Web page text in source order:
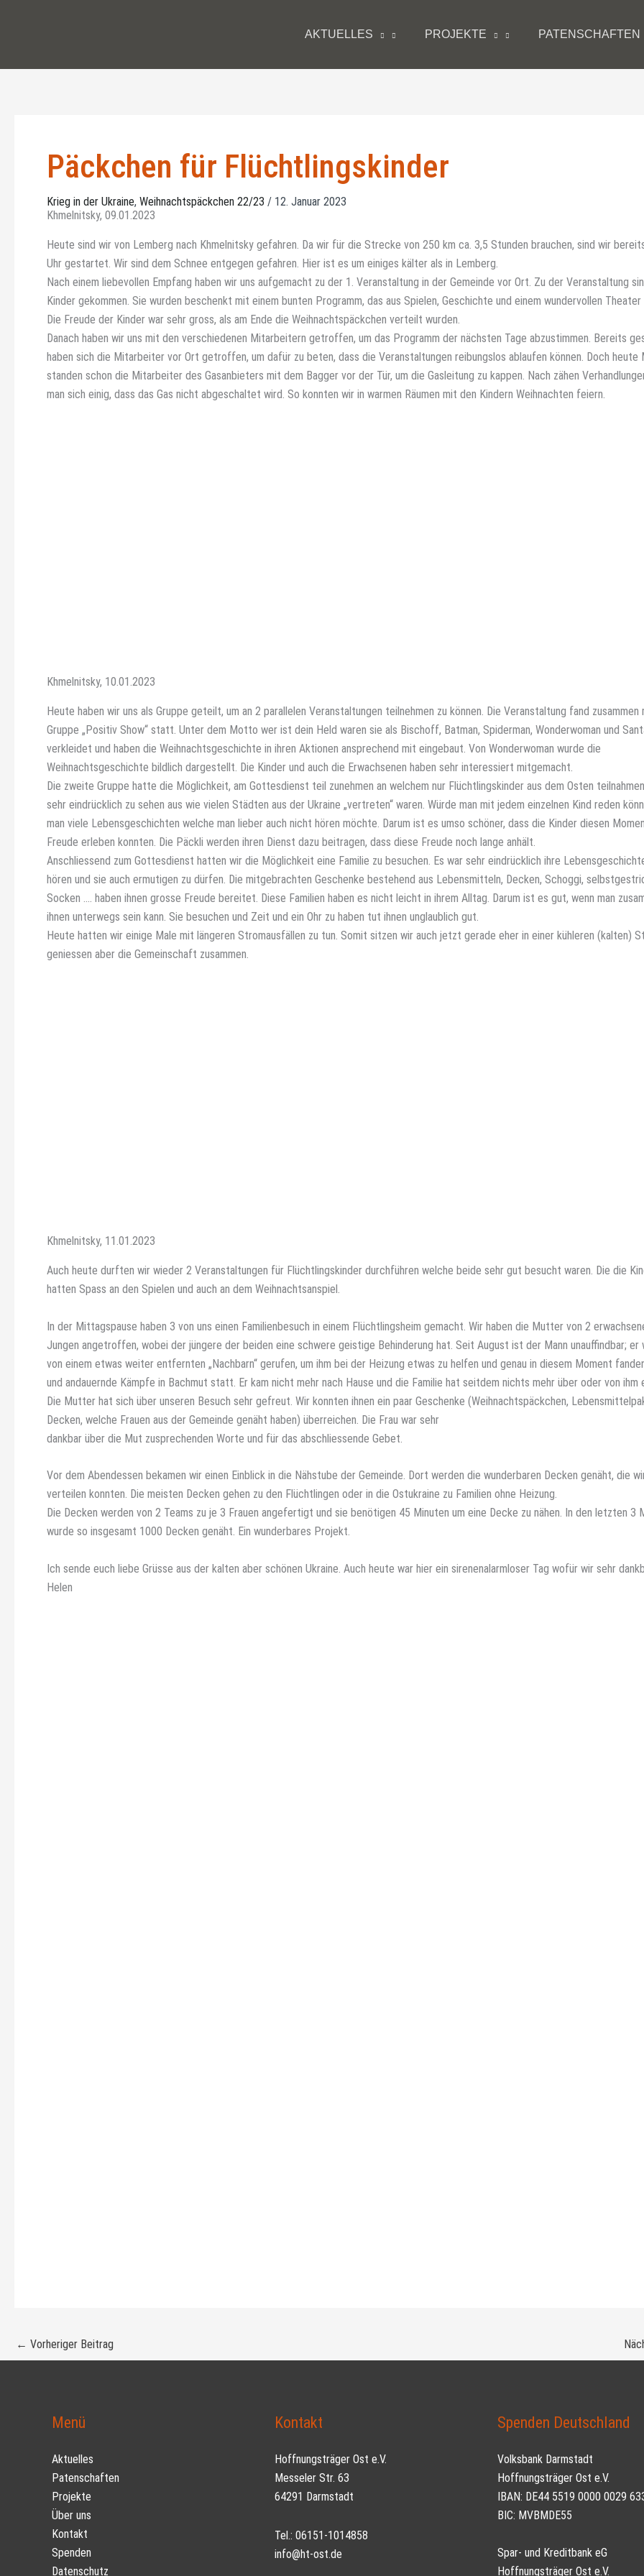
AKTUELLES PROJEKTE PATENSCHAFTEN
Päckchen für Flüchtlingskinder
Krieg in der Ukraine, Weihnachtspäckchen 22/23 / 12. Januar 2023
Khmelnitsky, 09.01.2023
Heute sind wir von Lemberg nach Khmelnitsky gefahren. Da wir für die Strecke von 250 km ca. 3,5 Stunden brauchen, sind wir
Uhr gestartet. Wir sind dem Schnee entgegen gefahren. Hier ist es um einiges kälter als in Lemberg.
Nach einem liebevollen Empfang haben wir uns aufgemacht zu der 1. Veranstaltung in der Gemeinde vor Ort. Zu der Veranstaltung
Kinder gekommen. Sie wurden beschenkt mit einem bunten Programm, das aus Spielen, Geschichte und einem wundervollen
Die Freude der Kinder war sehr gross, als am Ende die Weihnachtspäckchen verteilt wurden.
Danach haben wir uns mit den verschiedenen Mitarbeitern getroffen, um das Programm der nächsten Tage abzustimmen. Bereits
haben sich die Mitarbeiter vor Ort getroffen, um dafür zu beten, dass die Veranstaltungen reibungslos ablaufen können. Doch heute
standen schon die Mitarbeiter des Gasanbieters mit dem Bagger vor der Tür, um die Gasleitung zu kappen. Nach zähen
man sich einig, dass das Gas nicht abgeschaltet wird. So konnten wir in warmen Räumen mit den Kindern Weihnachten feiern.
Khmelnitsky, 10.01.2023
Heute haben wir uns als Gruppe geteilt, um an 2 parallelen Veranstaltungen teilnehmen zu können. Die Veranstaltung fand zusammen
Gruppe „Positiv Show“ statt. Unter dem Motto wer ist dein Held waren sie als Bischoff, Batman, Spiderman, Wonderwoman und
verkleidet und haben die Weihnachtsgeschichte in ihren Aktionen ansprechend mit eingebaut. Von Wonderwoman wurde die
Weihnachtsgeschichte bildlich dargestellt. Die Kinder und auch die Erwachsenen haben sehr interessiert mitgemacht.
Die zweite Gruppe hatte die Möglichkeit, am Gottesdienst teil zunehmen an welchem nur Flüchtlingskinder aus dem Osten
sehr eindrücklich zu sehen aus wie vielen Städten aus der Ukraine „vertreten“ waren. Würde man mit jedem einzelnen Kind reden
man viele Lebensgeschichten welche man lieber auch nicht hören möchte. Darum ist es umso schöner, dass die Kinder diesen
Freude erleben konnten. Die Päckli werden ihren Dienst dazu beitragen, dass diese Freude noch lange anhält.
Anschliessend zum Gottesdienst hatten wir die Möglichkeit eine Familie zu besuchen. Es war sehr eindrücklich ihre
hören und sie auch ermutigen zu dürfen. Die mitgebrachten Geschenke bestehend aus Lebensmitteln, Decken, Schoggi,
Socken …. haben ihnen grosse Freude bereitet. Diese Familien haben es nicht leicht in ihrem Alltag. Darum ist es gut, wenn man
ihnen unterwegs sein kann. Sie besuchen und Zeit und ein Ohr zu haben tut ihnen unglaublich gut.
Heute hatten wir einige Male mit längeren Stromausfällen zu tun. Somit sitzen wir auch jetzt gerade eher in einer kühleren (kalten)
geniessen aber die Gemeinschaft zusammen.
Khmelnitsky, 11.01.2023
Auch heute durften wir wieder 2 Veranstaltungen für Flüchtlingskinder durchführen welche beide sehr gut besucht waren. Die die
hatten Spass an den Spielen und auch an dem Weihnachtsanspiel.
In der Mittagspause haben 3 von uns einen Familienbesuch in einem Flüchtlingsheim gemacht. Wir haben die Mutter von 2
Jungen angetroffen, wobei der jüngere der beiden eine schwere geistige Behinderung hat. Seit August ist der Mann unauffindbar; er
von einem etwas weiter entfernten „Nachbarn“ gerufen, um ihm bei der Heizung etwas zu helfen und genau in diesem Moment
und andauernde Kämpfe in Bachmut statt. Er kam nicht mehr nach Hause und die Familie hat seitdem nichts mehr über oder von ihm
Die Mutter hat sich über unseren Besuch sehr gefreut. Wir konnten ihnen ein paar Geschenke (Weihnachtspäckchen,
Decken, welche Frauen aus der Gemeinde genäht haben) überreichen. Die Frau war sehr
dankbar über die Mut zusprechenden Worte und für das abschliessende Gebet.
Vor dem Abendessen bekamen wir einen Einblick in die Nähstube der Gemeinde. Dort werden die wunderbaren Decken genäht, die
verteilen konnten. Die meisten Decken gehen zu den Flüchtlingen oder in die Ostukraine zu Familien ohne Heizung.
Die Decken werden von 2 Teams zu je 3 Frauen angefertigt und sie benötigen 45 Minuten um eine Decke zu nähen. In den letzten 3
wurde so insgesamt 1000 Decken genäht. Ein wunderbares Projekt.
Ich sende euch liebe Grüsse aus der kalten aber schönen Ukraine. Auch heute war hier ein sirenenalarmloser Tag wofür wir sehr
Helen
← Vorheriger Beitrag
Menü
Aktuelles
Patenschaften
Projekte
Über uns
Kontakt
Spenden
Datenschutz
Kontakt
Hoffnungsträger Ost e.V.
Messeler Str. 63
64291 Darmstadt
Tel.: 06151-1014858
info@ht-ost.de
Spenden Deutschland
Volksbank Darmstadt
Hoffnungsträger Ost e.V.
IBAN: DE44 5519 0000 0029
BIC: MVBMDE55
Spar- und Kreditbank eG
Hoffnungsträger Ost e.V.